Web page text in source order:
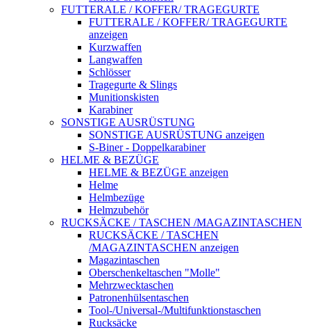
FUTTERALE / KOFFER/ TRAGEGURTE
FUTTERALE / KOFFER/ TRAGEGURTE
anzeigen
Kurzwaffen
Langwaffen
Schlösser
Tragegurte & Slings
Munitionskisten
Karabiner
SONSTIGE AUSRÜSTUNG
SONSTIGE AUSRÜSTUNG anzeigen
S-Biner - Doppelkarabiner
HELME & BEZÜGE
HELME & BEZÜGE anzeigen
Helme
Helmbezüge
Helmzubehör
RUCKSÄCKE / TASCHEN /MAGAZINTASCHEN
RUCKSÄCKE / TASCHEN
/MAGAZINTASCHEN anzeigen
Magazintaschen
Oberschenkeltaschen "Molle"
Mehrzwecktaschen
Patronenhülsentaschen
Tool-/Universal-/Multifunktionstaschen
Rucksäcke